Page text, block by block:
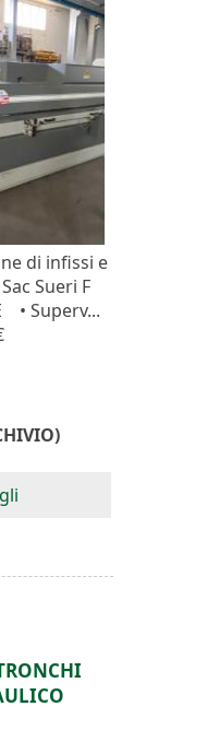
di infissi e
Sueri F
• Superv...